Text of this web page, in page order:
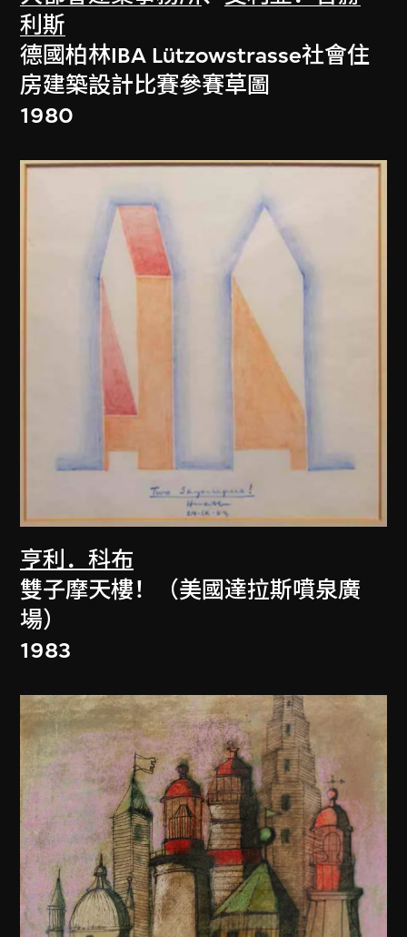
利斯
德國柏林IBA Lützowstrasse社會住
房建築設計比賽參賽草圖
1980
亨利．科布
雙子摩天樓！（美國達拉斯噴泉廣
場）
1983